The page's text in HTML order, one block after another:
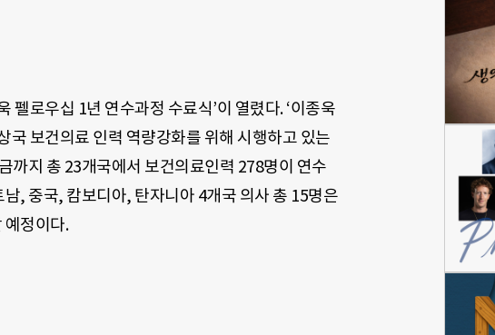
펠로우십 1년 연수과정 수료식’이 열렸다. ‘이종욱
국 보건의료 인력 역량강화를 위해 시행하고 있는
까지 총 23개국에서 보건의료인력 278명이 연수
, 중국, 캄보디아, 탄자니아 4개국 의사 총 15명은
예정이다.